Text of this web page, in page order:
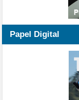
Papel Digital